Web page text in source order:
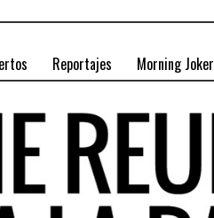
Reportajes Morning Joker